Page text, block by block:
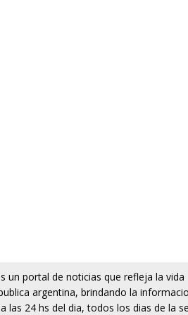
un portal de noticias que refleja la vida
argentina, brindando la
las 24 hs del dia, todos los dias de la